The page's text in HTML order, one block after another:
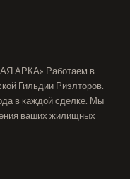
АРКА» Работаем в
Гильдии Риэлторов.
в каждой сделке. Мы
ваших жилищных